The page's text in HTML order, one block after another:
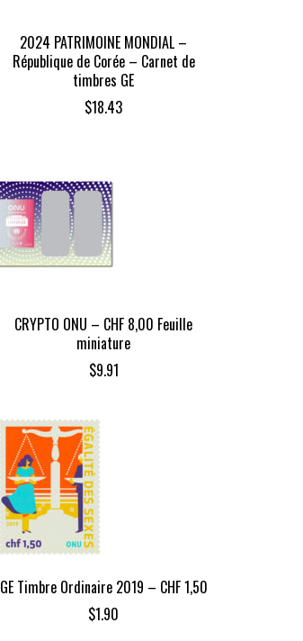
2024 PATRIMOINE MONDIAL –
République de Corée – Carnet de
timbres GE
$18.43
CRYPTO ONU – CHF 8,00 Feuille
miniature
$9.91
GE Timbre Ordinaire 2019 – CHF 1,50
$1.90